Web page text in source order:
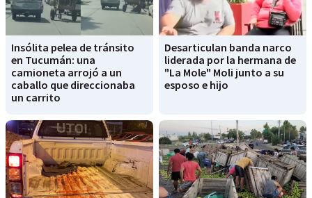
Insólita pelea de tránsito
en Tucumán: una
camioneta arrojó a un
caballo que direccionaba
un carrito
Desarticulan banda narco
liderada por la hermana de
"La Mole" Moli junto a su
esposo e hijo